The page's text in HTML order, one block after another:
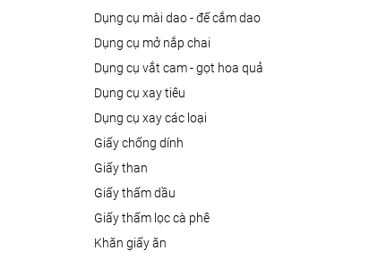
dụng cụ mài dao - đế cắm dao
dụng cụ mở nắp chai
dụng cụ vắt cam - gọt hoa quả
dụng cụ xay tiêu
dụng cụ xay các loại
giấy chống dính
giấy than
giấy thấm dầu
giấy thấm lọc cà phê
khăn giấy ăn